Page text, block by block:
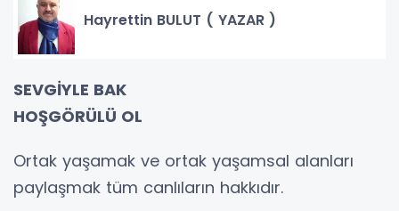
Hayrettin BULUT ( YAZAR )
SEVGİYLE BAK
HOŞGÖRÜLÜ OL
Ortak yaşamak ve ortak yaşamsal alanları
paylaşmak tüm canlıların hakkıdır.